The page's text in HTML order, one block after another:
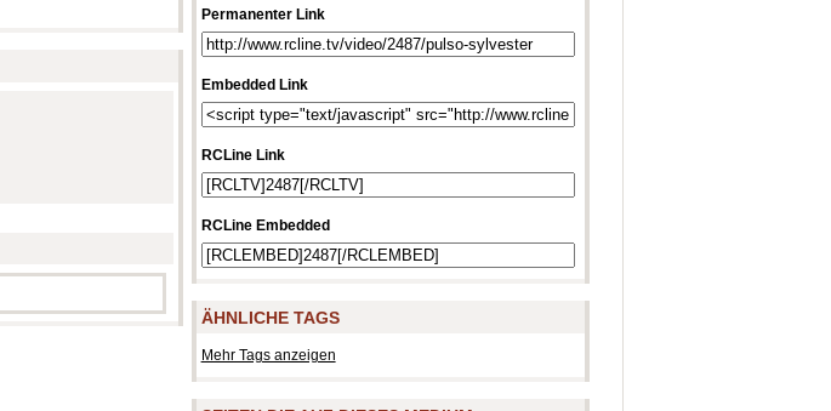
Permanenter Link
Embedded Link
RCLine Link
RCLine Embedded
ÄHNLICHE TAGS
Mehr Tags anzeigen